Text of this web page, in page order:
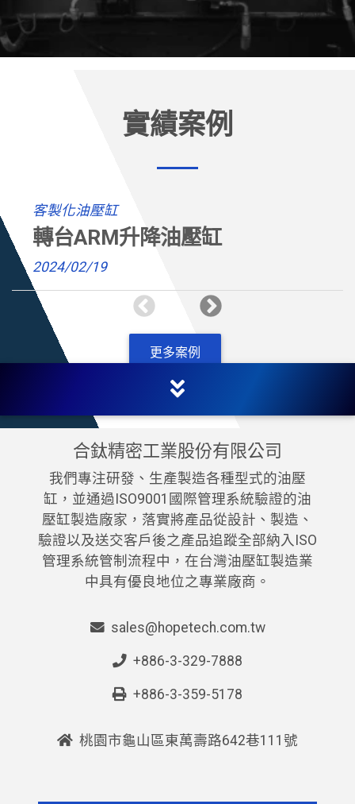
實績案例
客製化油壓缸
轉台ARM升降油壓缸
2024/02/19
更多案例
合鈦精密工業股份有限公司
我們專注研發、生產製造各種型式的油壓
缸，並通過ISO9001國際管理系統驗證的油
壓缸製造廠家，落實將產品從設計、製造、
驗證以及送交客戶後之產品追蹤全部納入ISO
管理系統管制流程中，在台灣油壓缸製造業
中具有優良地位之專業廠商。
sales@hopetech.com.tw
+886-3-329-7888
+886-3-359-5178
桃園市龜山區東萬壽路642巷111號